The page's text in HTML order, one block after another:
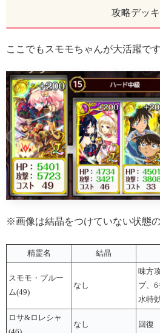
攻略デッキ
ここでもスモモちゃんが大活躍です
※画像は結晶をつけていない状態の
精霊名 結晶
スモモ・プルー
ム(49)
なし
味方
プ、
水特
ロサ&ロレシャ
なし 回復